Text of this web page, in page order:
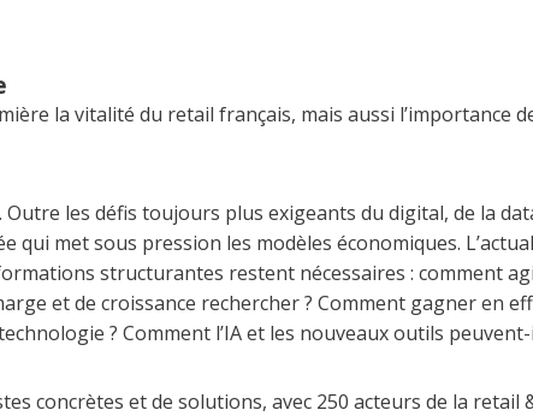
la vitalité du retail français, mais aussi l’importance
Outre les défis toujours plus exigeants du digital, de la
qui met sous pression les modèles économiques.
structurantes restent nécessaires : comment
et de croissance rechercher ? Comment gagner en
? Comment l’IA et les nouveaux outils
concrètes et de solutions, avec 250 acteurs de la retail